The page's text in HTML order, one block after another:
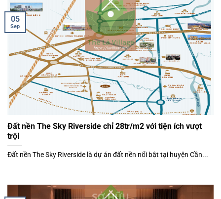
Đất nền The Sky Riverside chỉ 28tr/m2 với tiện ích vượt
trội
Đất nền The Sky Riverside là dự án đất nền nổi bật tại huyện Cần...
05
Sep